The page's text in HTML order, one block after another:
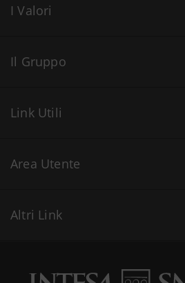
I Valori
Il Gruppo
Link Utili
Area Utente
Altri Link